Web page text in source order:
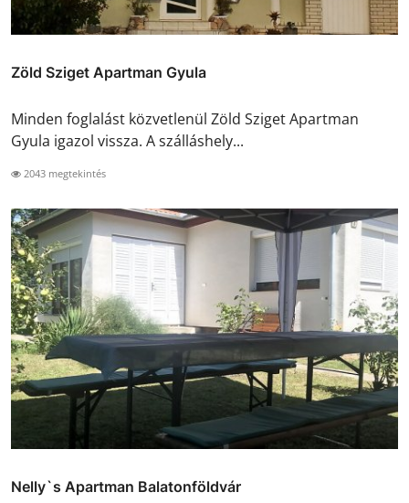
Zöld Sziget Apartman Gyula
Minden foglalást közvetlenül Zöld Sziget Apartman
Gyula igazol vissza. A szálláshely...
2043 megtekintés
Nelly`s Apartman Balatonföldvár